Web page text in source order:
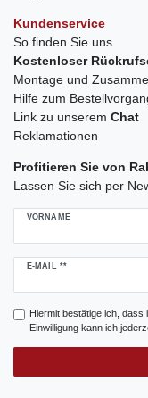
Kundenservice
So finden Sie uns
Kostenloser
Montage und
Hilfe zum
Link zu unserem Chat
Reklamationen
Profitieren Sie von
Lassen Sie sich per
VORNAME
E-MAIL **
Newsletter
Hiermit bestätige ich, dass
Einwilligung kann ich